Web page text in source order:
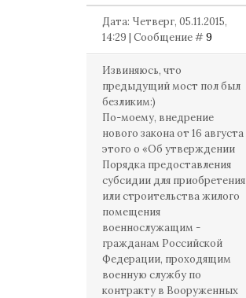
Дата: Четверг, 05.11.2015,
14:29 | Сообщение #9
Извиняюсь, что
предыдущий мост пол был
безликим:)
По-моему, внедрение
нового закона от 16 августа
этого о «Об утверждении
Порядка предоставления
субсидии для приобретения
или строительства жилого
помещения
военнослужащим -
гражданам Российской
Федерации, проходящим
военную службу по
контракту в Вооруженных